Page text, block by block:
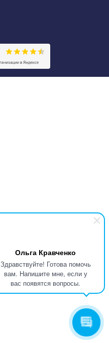
Ольга Кравченко
Здравствуйте! Готова помочь
вам. Напишите мне, если у
вас появятся вопросы.